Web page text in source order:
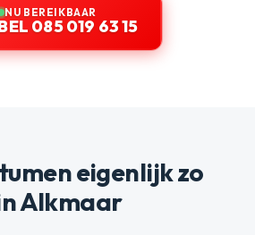
NU BEREIKBAAR
085 019 63 15
eigenlijk zo
Alkmaar